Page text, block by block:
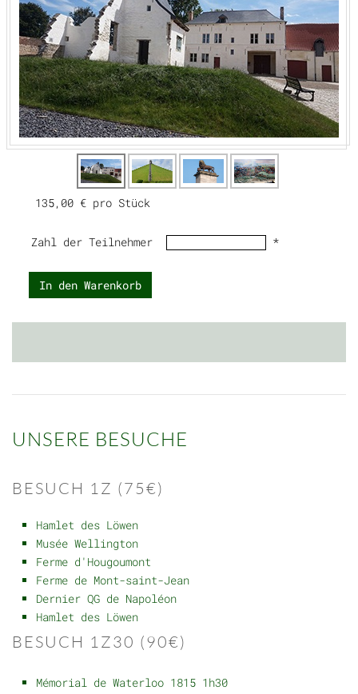
135,00 € pro Stück
Zahl der Teilnehmer *
In den Warenkorb
UNSERE BESUCHE
BESUCH 1Z (75€)
Hamlet des Löwen
Musée Wellington
Ferme d'Hougoumont
Ferme de Mont-saint-Jean
Dernier QG de Napoléon
Hamlet des Löwen
BESUCH 1Z30 (90€)
Mémorial de Waterloo 1815 1h30